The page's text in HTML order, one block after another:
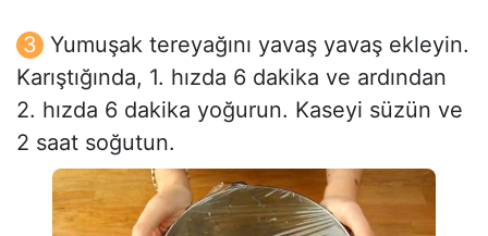
Yumuşak tereyağını yavaş yavaş ekleyin.
Karıştığında, 1. hızda 6 dakika ve ardından
2. hızda 6 dakika yoğurun. Kaseyi süzün ve
2 saat soğutun.